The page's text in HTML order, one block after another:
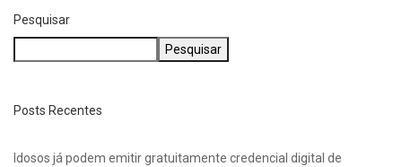
Pesquisar
Pesquisar
Posts Recentes
Idosos já podem emitir gratuitamente credencial digital de